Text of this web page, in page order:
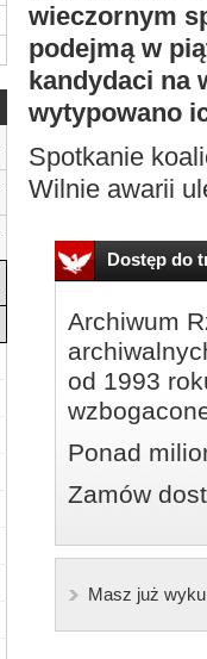
wieczornym
podejmą w
kandydaci na
wytypowano
Spotkanie
Wilnie awarii
Dostęp do
Archiwum
od 1993
Ponad
Zamów
Masz już